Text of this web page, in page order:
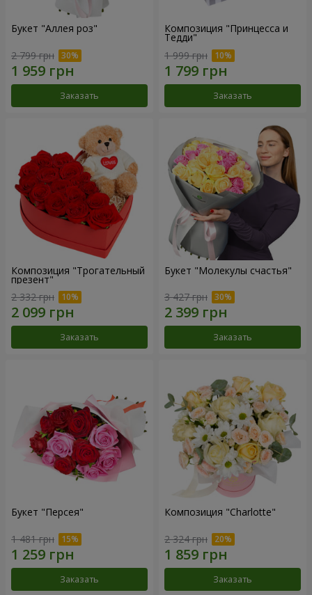
Букет "Аллея роз"
2 799 грн
Заказать
Композиция "Принцесса и
Тедди"
1 999 грн
Заказать
Композиция "Трогательный
презент"
2 332 грн
Заказать
Букет "Молекулы счастья"
3 427 грн
Заказать
Букет "Персея"
1 481 грн
Заказать
Композиция "Charlotte"
2 324 грн
Заказать